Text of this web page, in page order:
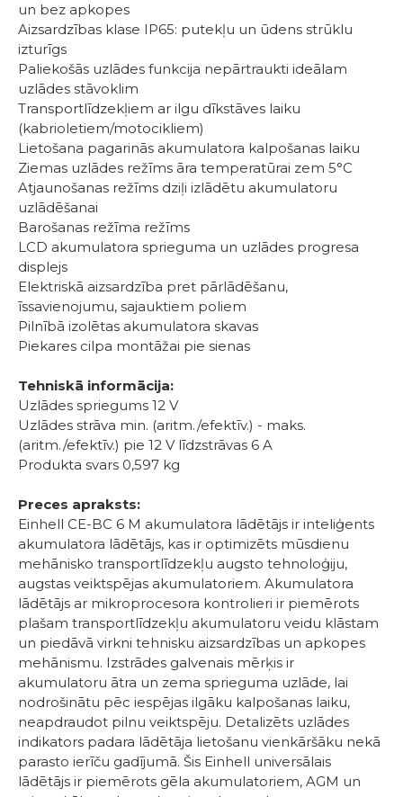
un bez apkopes
Aizsardzības klase IP65: putekļu un ūdens strūklu
izturīgs
Paliekošās uzlādes funkcija nepārtraukti ideālam
uzlādes stāvoklim
Transportlīdzekļiem ar ilgu dīkstāves laiku
(kabrioletiem/motocikliem)
Lietošana pagarinās akumulatora kalpošanas laiku
Ziemas uzlādes režīms āra temperatūrai zem 5°C
Atjaunošanas režīms dziļi izlādētu akumulatoru
uzlādēšanai
Barošanas režīma režīms
LCD akumulatora sprieguma un uzlādes progresa
displejs
Elektriskā aizsardzība pret pārlādēšanu,
īssavienojumu, sajauktiem poliem
Pilnībā izolētas akumulatora skavas
Piekares cilpa montāžai pie sienas
Tehniskā informācija:
Uzlādes spriegums 12 V
Uzlādes strāva min. (aritm./efektīv.) - maks.
(aritm./efektīv.) pie 12 V līdzstrāvas 6 A
Produkta svars 0,597 kg
Preces apraksts:
Einhell CE-BC 6 M akumulatora lādētājs ir inteliģents
akumulatora lādētājs, kas ir optimizēts mūsdienu
mehānisko transportlīdzekļu augsto tehnoloģiju,
augstas veiktspējas akumulatoriem. Akumulatora
lādētājs ar mikroprocesora kontrolieri ir piemērots
plašam transportlīdzekļu akumulatoru veidu klāstam
un piedāvā virkni tehnisku aizsardzības un apkopes
mehānismu. Izstrādes galvenais mērķis ir
akumulatoru ātra un zema sprieguma uzlāde, lai
nodrošinātu pēc iespējas ilgāku kalpošanas laiku,
neapdraudot pilnu veiktspēju. Detalizēts uzlādes
indikators padara lādētāja lietošanu vienkāršāku nekā
parasto ierīču gadījumā. Šis Einhell universālais
lādētājs ir piemērots gēla akumulatoriem, AGM un